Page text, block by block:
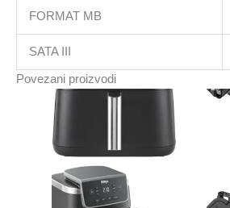
FORMAT MB
SATA III
Povezani proizvodi